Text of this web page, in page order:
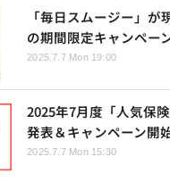
「毎日スムージー」が
の期間限定キャンペー
2025.7.7 Mon 19:00
2025年7月度「人気保
発表＆キャンペーン開
2025.7.7 Mon 15:30